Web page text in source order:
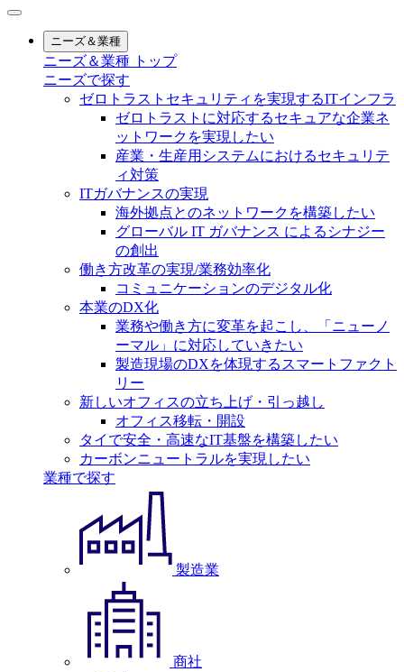
ニーズ＆業種
ニーズ＆業種 トップ
ニーズで探す
ゼロトラストセキュリティを実現するITインフラ
ゼロトラストに対応するセキュアな企業ネ
ットワークを実現したい
産業・生産用システムにおけるセキュリテ
ィ対策
ITガバナンスの実現
海外拠点とのネットワークを構築したい
グローバル IT ガバナンス によるシナジー
の創出
働き方改革の実現/業務効率化
コミュニケーションのデジタル化
本業のDX化
業務や働き方に変革を起こし、「ニューノ
ーマル」に対応していきたい
製造現場のDXを体現するスマートファクト
リー
新しいオフィスの立ち上げ・引っ越し
オフィス移転・開設
タイで安全・高速なIT基盤を構築したい
カーボンニュートラルを実現したい
業種で探す
製造業
商社